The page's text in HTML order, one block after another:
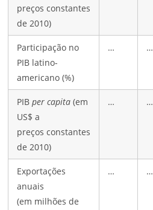
preços constantes
de 2010)
Participação no
PIB latino-
americano (%)
… …
PIBper capita (em
US$ a
preços constantes
de 2010)
… …
Exportações
anuais
(em milhões de
… …